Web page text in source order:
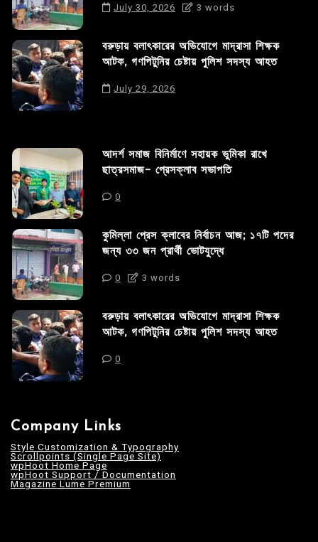
July 30, 2026 3 words
বরুড়ায় বলাৎকারের অভিযোগে মাদ্রাসা শিক্ষক
আটক, গণপিটুনির চেষ্টায় পুলিশ সদস্য আহত
July 29, 2026
আদর্শ সমাজ বিনির্মাণে সহায়ক ভুমিকা রাখে
ছাত্রসমাজ- প্রেসক্লাব সভাপতি
0
কুমিল্লা প্রেস ক্লাবের নির্বাচন আজ; ১৭টি পদের
জন্য ৩৩ জন প্রার্থী ভোটযুদ্ধে
0 3 words
বরুড়ায় বলাৎকারের অভিযোগে মাদ্রাসা শিক্ষক
আটক, গণপিটুনির চেষ্টায় পুলিশ সদস্য আহত
0
Company Links
Style Customization & Typography
Scrollpoints (Single Page Site)
wpHoot Home Page
wpHoot Support / Documentation
Magazine Lume Premium